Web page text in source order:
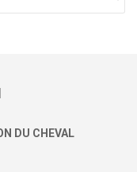
DU CHEVAL